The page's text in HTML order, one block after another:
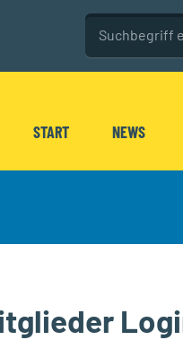
Diese Website
START NEWS